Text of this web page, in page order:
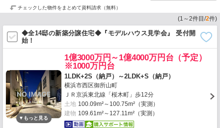
チェックした物件をまとめて資料請求（無料）
(1 ～2件目/2件)
◆全14邸の新築分譲住宅◆『モデルハウス見学会』 受付開
始！
1億3000万円～1億4000万円台（予定）
※1000万円台
1LDK+2S（納戸）～2LDK+S（納戸）
横浜市西区御所山町
ＪＲ京浜東北線「桜木町」歩12分
土地 100.09m²～100.75m²（実測）
建物 109.61m²～127.11m²（実測）